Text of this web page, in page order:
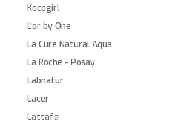
Kocogirl
L'or by One
La Cure Natural Aqua
La Roche - Posay
Labnatur
Lacer
Lattafa